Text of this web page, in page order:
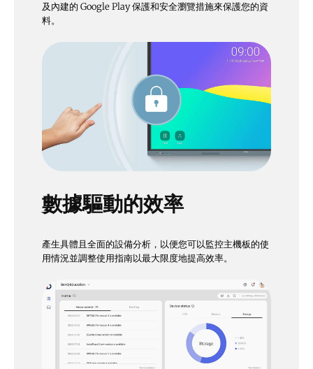
及內建的 Google Play 保護和安全瀏覽措施來保護您的資
料。
數據驅動的效率
產生具體且全面的設備分析，以便您可以監控主機板的使
用情況並調整使用指南以最大限度地提高效率。